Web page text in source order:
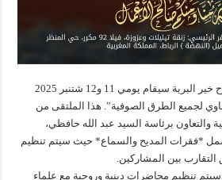
ملتقى نفحات صوفية في مدح خير البرية سيقام يومي 11 و12 شتنبر 2025
لجميع الطرق الصوفية”. هذا الملتقى من
برئاسة السيد عبد الله حافظي،
*فقرات المديح والسماع* حيث سيتم تنظيم
بين المشاركين.
تنظيم محاضرات دينية وروحية مع علماء